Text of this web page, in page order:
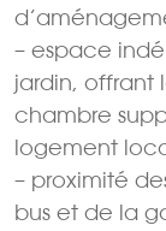
– espace
jardin, offrant
chambre
logement
– proximité
bus et de la